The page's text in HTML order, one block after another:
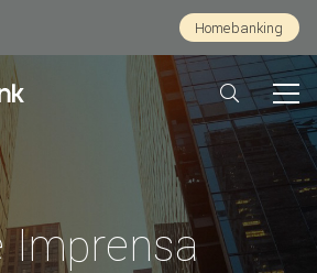
Homebanking
Imprensa